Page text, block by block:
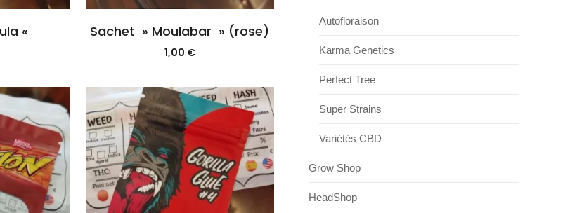
« Sachet » Moulabar » (rose)
1,00 €
Autofloraison
Karma Genetics
Perfect Tree
Super Strains
Variétés CBD
Grow Shop
HeadShop